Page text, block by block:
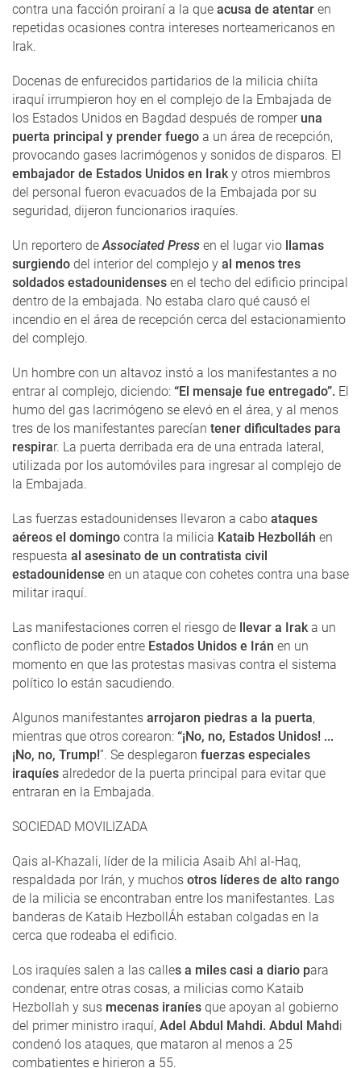
contra una facción proiraní a la que acusa de atentar en
repetidas ocasiones contra intereses norteamericanos en
Irak.
Docenas de enfurecidos partidarios de la milicia chiíta
iraquí irrumpieron hoy en el complejo de la Embajada de
los Estados Unidos en Bagdad después de romperuna
puerta principal y prender fuego a un área de recepción,
provocando gases lacrimógenos y sonidos de disparos. El
embajador de Estados Unidos en Iraky otros miembros
del personal fueron evacuados de la Embajada por su
seguridad, dijeron funcionarios iraquíes.
Un reportero deAssociated Press en el lugar vio llamas
surgiendo del interior del complejo y al menos tres
soldados estadounidenses en el techo del edificio principal
dentro de la embajada. No estaba claro qué causó el
incendio en el área de recepción cerca del estacionamiento
del complejo.
Un hombre con un altavoz instó a los manifestantes a no
entrar al complejo, diciendo: “El mensaje fue entregado”. El
humo del gas lacrimógeno se elevó en el área, y al menos
tres de los manifestantes parecían tener dificultades para
respirar. La puerta derribada era de una entrada lateral,
utilizada por los automóviles para ingresar al complejo de
la Embajada.
Las fuerzas estadounidenses llevaron a cabo ataques
aéreos el domingo contra la milicia Kataib Hezbolláh en
respuesta al asesinato de un contratista civil
estadounidense en un ataque con cohetes contra una base
militar iraquí.
Las manifestaciones corren el riesgo de llevar a Iraka un
conflicto de poder entre Estados Unidos e Irán en un
momento en que las protestas masivas contra el sistema
político lo están sacudiendo.
Algunos manifestantes arrojaron piedras a la puerta,
mientras que otros corearon: “¡No, no, Estados Unidos! ...
¡No, no, Trump!”. Se desplegaron fuerzas especiales
iraquíes alrededor de la puerta principal para evitar que
entraran en la Embajada.
SOCIEDAD MOVILIZADA
Qais al-Khazali, líder de la milicia Asaib Ahl al-Haq,
respaldada por Irán, y muchos otros líderes de alto rango
de la milicia se encontraban entre los manifestantes. Las
banderas de Kataib HezbollÁh estaban colgadas en la
cerca que rodeaba el edificio.
Los iraquíes salen a las calles a miles casi a diario para
condenar, entre otras cosas, a milicias como Kataib
Hezbollah y sus mecenas iraníes que apoyan al gobierno
del primer ministro iraquí, Adel Abdul Mahdi. Abdul Mahdi
condenó los ataques, que mataron al menos a 25
combatientes e hirieron a 55.